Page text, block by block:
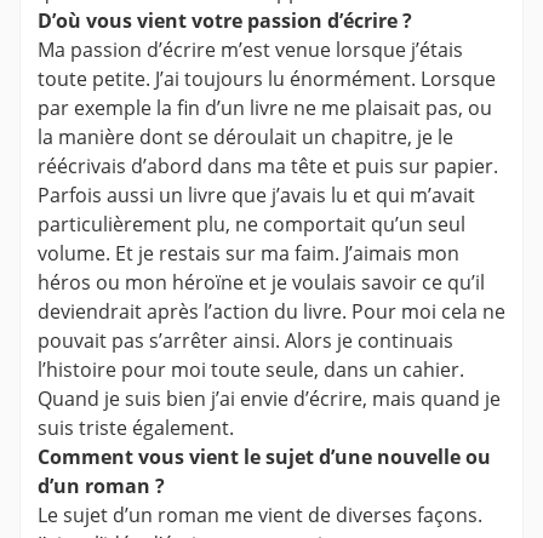
D’où vous vient votre passion d’écrire ?
Ma passion d’écrire m’est venue lorsque j’étais
toute petite. J’ai toujours lu énormément. Lorsque
par exemple la fin d’un livre ne me plaisait pas, ou
la manière dont se déroulait un chapitre, je le
réécrivais d’abord dans ma tête et puis sur papier.
Parfois aussi un livre que j’avais lu et qui m’avait
particulièrement plu, ne comportait qu’un seul
volume. Et je restais sur ma faim. J’aimais mon
héros ou mon héroïne et je voulais savoir ce qu’il
deviendrait après l’action du livre. Pour moi cela ne
pouvait pas s’arrêter ainsi. Alors je continuais
l’histoire pour moi toute seule, dans un cahier.
Quand je suis bien j’ai envie d’écrire, mais quand je
suis triste également.
Comment vous vient le sujet d’une nouvelle ou
d’un roman ?
Le sujet d’un roman me vient de diverses façons.